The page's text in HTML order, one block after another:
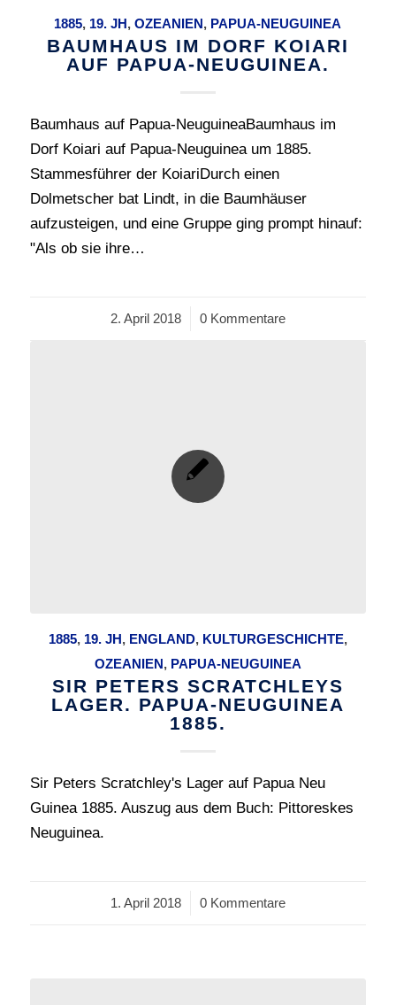
1885, 19. JH,OZEANIEN, PAPUA-NEUGUINEA
BAUMHAUS IM DORF KOIARI
AUF PAPUA-NEUGUINEA.
Baumhaus auf Papua-NeuguineaBaumhaus im
Dorf Koiari auf Papua-Neuguinea um 1885.
Stammesführer der KoiariDurch einen
Dolmetscher bat Lindt, in die Baumhäuser
aufzusteigen, und eine Gruppe ging prompt hinauf:
"Als ob sie ihre…
2. April 2018
/ 0 Kommentare
1885, 19. JH, ENGLAND, KULTURGESCHICHTE,
OZEANIEN, PAPUA-NEUGUINEA
SIR PETERS SCRATCHLEYS
LAGER. PAPUA-NEUGUINEA
1885.
Sir Peters Scratchley's Lager auf Papua Neu
Guinea 1885. Auszug aus dem Buch: Pittoreskes
Neuguinea.
1. April 2018
/ 0 Kommentare